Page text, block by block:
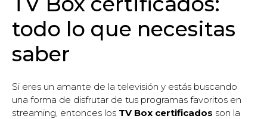
todo lo que necesitas
saber
Si eres un amante de la televisión y estás buscando
una forma de disfrutar de tus programas favoritos en
streaming, entonces los TV Box certificados son la